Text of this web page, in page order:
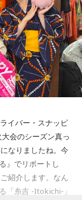
め・みやび）
ジ性の高い鑑定は
題に。占いや開運
占い「マザー占
イバー・スナッピ
会のシーズン真っ
なりましたね。今
』でリポートし
紹介します。なん
「糸吉 -Itokichi-」